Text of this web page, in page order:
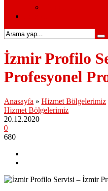
İzmir Profilo
Profesyonel
Anasayfa » Hizmet Bölgelerimiz
Hizmet Bölgelerimiz
20.12.2020
0
680